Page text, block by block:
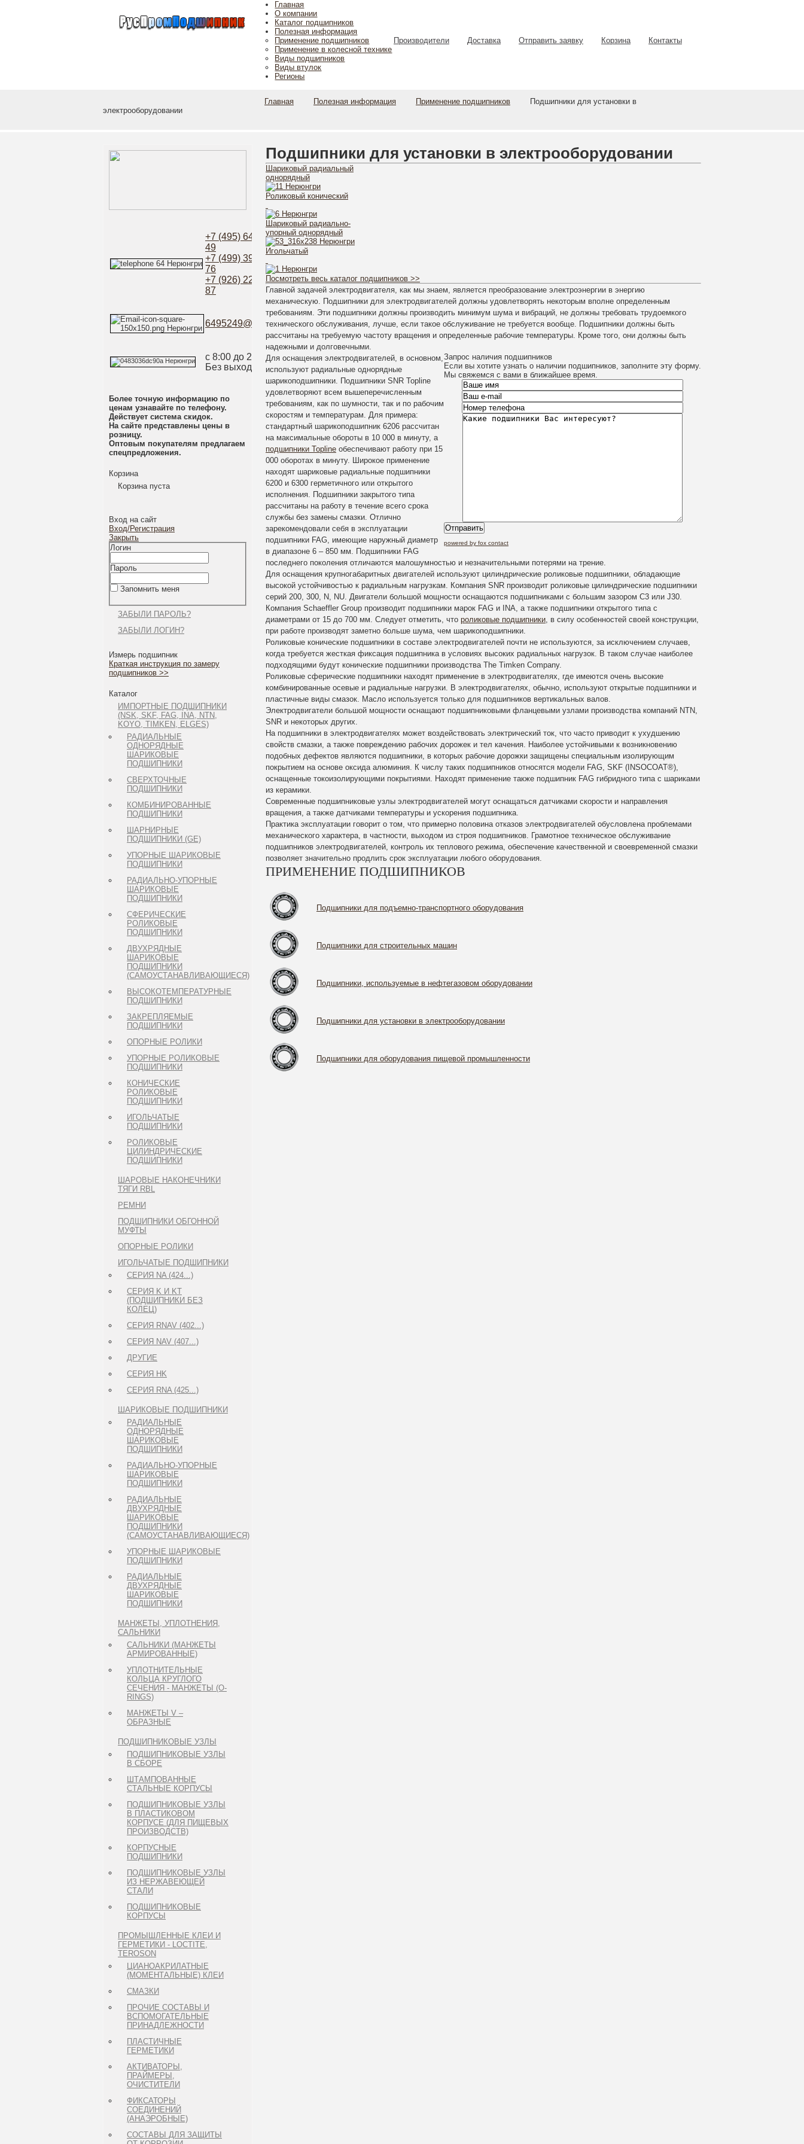
Главная
О компании
Каталог подшипников
Полезная информация
Применение подшипников
Применение в колесной технике
Виды подшипников
Виды втулок
Регионы
Производители Доставка Отправить заявку Корзина Контакты
Главная Полезная информация Применение подшипников
Подшипники для установки в
электрооборудовании
+7 (495) 649-52-
49
+7 (499) 398-21-
76
+7 (926) 222-97-
87
6495249@mail.ru
с 8:00 до 20:00
Без выходных
Более точную информацию по
ценам узнавайте по телефону.
Действует система скидок.
На сайте представлены цены в
розницу.
Оптовым покупателям предлагаем
спецпредложения.
Корзина
Корзина пуста
Вход на сайт
Вход/Регистрация
Закрыть
Логин
Пароль
Запомнить меня
ЗАБЫЛИ ПАРОЛЬ?
ЗАБЫЛИ ЛОГИН?
Измерь подшипник
Краткая инструкция по замеру
подшипников >>
Каталог
ИМПОРТНЫЕ ПОДШИПНИКИ
(NSK, SKF, FAG, INA, NTN,
KOYO, TIMKEN, ELGES)
РАДИАЛЬНЫЕ
ОДНОРЯДНЫЕ
ШАРИКОВЫЕ
ПОДШИПНИКИ
СВЕРХТОЧНЫЕ
ПОДШИПНИКИ
КОМБИНИРОВАННЫЕ
ПОДШИПНИКИ
ШАРНИРНЫЕ
ПОДШИПНИКИ (GE)
УПОРНЫЕ ШАРИКОВЫЕ
ПОДШИПНИКИ
РАДИАЛЬНО-УПОРНЫЕ
ШАРИКОВЫЕ
ПОДШИПНИКИ
СФЕРИЧЕСКИЕ
РОЛИКОВЫЕ
ПОДШИПНИКИ
ДВУХРЯДНЫЕ
ШАРИКОВЫЕ
ПОДШИПНИКИ
(САМОУСТАНАВЛИВАЮЩИЕСЯ)
ВЫСОКОТЕМПЕРАТУРНЫЕ
ПОДШИПНИКИ
ЗАКРЕПЛЯЕМЫЕ
ПОДШИПНИКИ
ОПОРНЫЕ РОЛИКИ
УПОРНЫЕ РОЛИКОВЫЕ
ПОДШИПНИКИ
КОНИЧЕСКИЕ
РОЛИКОВЫЕ
ПОДШИПНИКИ
ИГОЛЬЧАТЫЕ
ПОДШИПНИКИ
РОЛИКОВЫЕ
ЦИЛИНДРИЧЕСКИЕ
ПОДШИПНИКИ
ШАРОВЫЕ НАКОНЕЧНИКИ
ТЯГИ RBL
РЕМНИ
ПОДШИПНИКИ ОБГОННОЙ
МУФТЫ
ОПОРНЫЕ РОЛИКИ
ИГОЛЬЧАТЫЕ ПОДШИПНИКИ
СЕРИЯ NA (424...)
СЕРИЯ K И KT
(ПОДШИПНИКИ БЕЗ
КОЛЕЦ)
СЕРИЯ RNAV (402...)
СЕРИЯ NAV (407...)
ДРУГИЕ
СЕРИЯ HK
СЕРИЯ RNA (425...)
ШАРИКОВЫЕ ПОДШИПНИКИ
РАДИАЛЬНЫЕ
ОДНОРЯДНЫЕ
ШАРИКОВЫЕ
ПОДШИПНИКИ
РАДИАЛЬНО-УПОРНЫЕ
ШАРИКОВЫЕ
ПОДШИПНИКИ
РАДИАЛЬНЫЕ
ДВУХРЯДНЫЕ
ШАРИКОВЫЕ
ПОДШИПНИКИ
(САМОУСТАНАВЛИВАЮЩИЕСЯ)
УПОРНЫЕ ШАРИКОВЫЕ
ПОДШИПНИКИ
РАДИАЛЬНЫЕ
ДВУХРЯДНЫЕ
ШАРИКОВЫЕ
ПОДШИПНИКИ
МАНЖЕТЫ, УПЛОТНЕНИЯ,
САЛЬНИКИ
САЛЬНИКИ (МАНЖЕТЫ
АРМИРОВАННЫЕ)
УПЛОТНИТЕЛЬНЫЕ
КОЛЬЦА КРУГЛОГО
СЕЧЕНИЯ - МАНЖЕТЫ (O-
RINGS)
МАНЖЕТЫ V –
ОБРАЗНЫЕ
ПОДШИПНИКОВЫЕ УЗЛЫ
ПОДШИПНИКОВЫЕ УЗЛЫ
В СБОРЕ
ШТАМПОВАННЫЕ
СТАЛЬНЫЕ КОРПУСЫ
ПОДШИПНИКОВЫЕ УЗЛЫ
В ПЛАСТИКОВОМ
КОРПУСЕ (ДЛЯ ПИЩЕВЫХ
ПРОИЗВОДСТВ)
КОРПУСНЫЕ
ПОДШИПНИКИ
ПОДШИПНИКОВЫЕ УЗЛЫ
ИЗ НЕРЖАВЕЮЩЕЙ
СТАЛИ
ПОДШИПНИКОВЫЕ
КОРПУСЫ
ПРОМЫШЛЕННЫЕ КЛЕИ И
ГЕРМЕТИКИ - LOCTITE,
TEROSON
ЦИАНОАКРИЛАТНЫЕ
(МОМЕНТАЛЬНЫЕ) КЛЕИ
СМАЗКИ
ПРОЧИЕ СОСТАВЫ И
ВСПОМОГАТЕЛЬНЫЕ
ПРИНАДЛЕЖНОСТИ
ПЛАСТИЧНЫЕ
ГЕРМЕТИКИ
АКТИВАТОРЫ,
ПРАЙМЕРЫ,
ОЧИСТИТЕЛИ
ФИКСАТОРЫ
СОЕДИНЕНИЙ
(АНАЭРОБНЫЕ)
СОСТАВЫ ДЛЯ ЗАЩИТЫ
Подшипники для установки в электрооборудовании
Шариковый радиальный
однорядный
Роликовый конический
Шариковый радиально-
упорный однорядный
Игольчатый
Посмотреть весь каталог подшипников >>
Главной задачей электродвигателя, как мы знаем, является преобразование электроэнергии в энергию
механическую. Подшипники для электродвигателей должны удовлетворять некоторым вполне определенным
требованиям. Эти подшипники должны производить минимум шума и вибраций, не должны требовать трудоемкого
технического обслуживания, лучше, если такое обслуживание не требуется вообще. Подшипники должны быть
рассчитаны на требуемую частоту вращения и определенные рабочие температуры. Кроме того, они должны быть
надежными и долговечными.
­Запрос наличия подшипников
Если вы хотите узнать о наличии подшипников, заполните эту форму.
Мы свяжемся с вами в ближайшее время.
Отправить
powered by fox contact
Для оснащения электродвигателей, в основном,
используют радиальные однорядные
шарикоподшипники. Подшипники SNR Topline
удовлетворяют всем вышеперечисленным
требованиям, как по шумности, так и по рабочим
скоростям и температурам. Для примера:
стандартный шарикоподшипник 6206 рассчитан
на максимальные обороты в 10 000 в минуту, а
подшипники Topline обеспечивают работу при 15
000 оборотах в минуту. Широкое применение
находят шариковые радиальные подшипники
6200 и 6300 герметичного или открытого
исполнения. Подшипники закрытого типа
рассчитаны на работу в течение всего срока
службы без замены смазки. Отлично
зарекомендовали себя в эксплуатации
подшипники FAG, имеющие наружный диаметр
в диапазоне 6 – 850 мм. Подшипники FAG
последнего поколения отличаются малошумностью и незначительными потерями на трение.
Для оснащения крупногабаритных двигателей используют цилиндрические роликовые подшипники, обладающие
высокой устойчивостью к радиальным нагрузкам. Компания SNR производит роликовые цилиндрические подшипники
серий 200, 300, N, NU. Двигатели большой мощности оснащаются подшипниками с большим зазором C3 или J30.
Компания Schaeffler Group производит подшипники марок FAG и INA, а также подшипники открытого типа с
диаметрами от 15 до 700 мм. Следует отметить, что роликовые подшипники, в силу особенностей своей конструкции,
при работе производят заметно больше шума, чем шарикоподшипники.
Роликовые конические подшипники в составе электродвигателей почти не используются, за исключением случаев,
когда требуется жесткая фиксация подшипника в условиях высоких радиальных нагрузок. В таком случае наиболее
подходящими будут конические подшипники производства The Timken Company.
Роликовые сферические подшипники находят применение в электродвигателях, где имеются очень высокие
комбинированные осевые и радиальные нагрузки. В электродвигателях, обычно, используют открытые подшипники и
пластичные виды смазок. Масло используется только для подшипников вертикальных валов.
Электродвигатели большой мощности оснащают подшипниковыми фланцевыми узлами производства компаний NTN,
SNR и некоторых других.
На подшипники в электродвигателях может воздействовать электрический ток, что часто приводит к ухудшению
свойств смазки, а также повреждению рабочих дорожек и тел качения. Наиболее устойчивыми к возникновению
подобных дефектов являются подшипники, в которых рабочие дорожки защищены специальным изолирующим
покрытием на основе оксида алюминия. К числу таких подшипников относятся модели FAG, SKF (INSOCOAT®),
оснащенные токоизолирующими покрытиями. Находят применение также подшипник FAG гибридного типа с шариками
из керамики.
Современные подшипниковые узлы электродвигателей могут оснащаться датчиками скорости и направления
вращения, а также датчиками температуры и ускорения подшипника.
Практика эксплуатации говорит о том, что примерно половина отказов электродвигателей обусловлена проблемами
механического характера, в частности, выходом из строя подшипников. Грамотное техническое обслуживание
подшипников электродвигателей, контроль их теплового режима, обеспечение качественной и своевременной смазки
позволяет значительно продлить срок эксплуатации любого оборудования.
ПРИМЕНЕНИЕ ПОДШИПНИКОВ
Подшипники для подъемно-транспортного оборудования
Подшипники для строительных машин
Подшипники, используемые в нефтегазовом оборудовании
Подшипники для установки в электрооборудовании
Подшипники для оборудования пищевой промышленности